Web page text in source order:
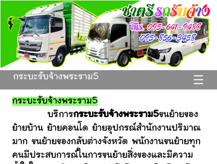
☰
กระบะรับจ้างพระราม5
กระบะรับจ้างพระราม5
บริการกระบะรับจ้างพระราม5ขนย้ายของ
ย้ายบ้าน ย้ายคอนโด ย้ายอุปกรณ์สำนักงานปริมาณ
มาก ขนย้ายของกลับต่างจังหวัด พนักงานขนย้ายทุก
คนมีประสบการณ์ในการขนย้ายสิ่งของและมีความ